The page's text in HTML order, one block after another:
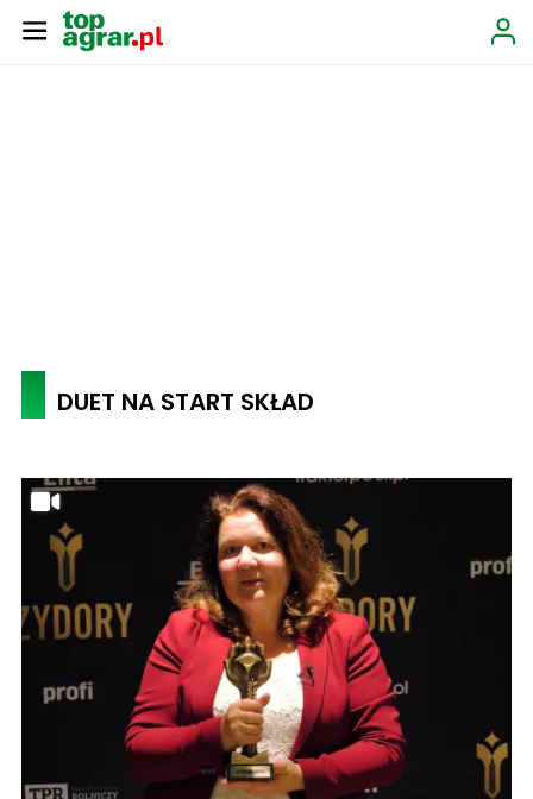
DUET NA START SKŁAD